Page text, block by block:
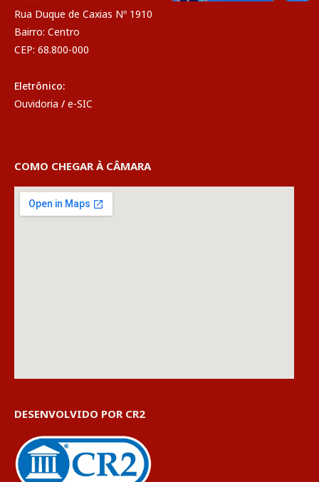
Rua Duque de Caxias Nº 1910
Bairro: Centro
CEP: 68.800-000
Eletrônico:
Ouvidoria / e-SIC
COMO CHEGAR À CÂMARA
DESENVOLVIDO POR CR2